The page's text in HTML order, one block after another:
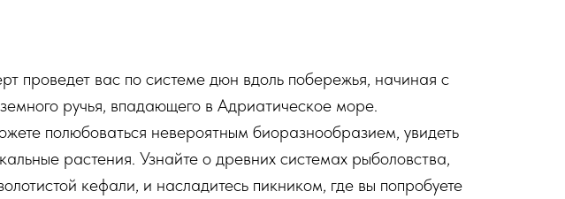
проведет вас по системе дюн вдоль побережья, начиная с
ручья, впадающего в Адриатическое море.
полюбоваться невероятным биоразнообразием, увидеть
растения. Узнайте о древних системах рыболовства,
кефали, и насладитесь пикником, где вы попробуете